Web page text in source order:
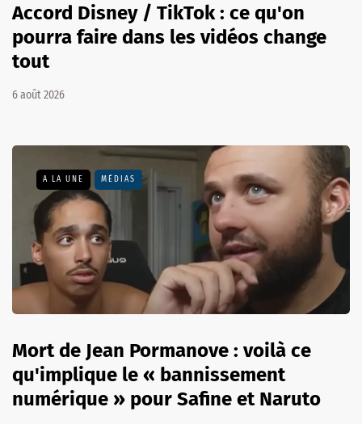
Accord Disney / TikTok : ce qu'on
pourra faire dans les vidéos change
tout
6 août 2026
A LA UNE MÉDIAS
Mort de Jean Pormanove : voilà ce
qu'implique le « bannissement
numérique » pour Safine et Naruto